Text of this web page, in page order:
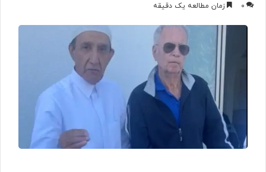
0 زمان مطالعه یک دقیقه